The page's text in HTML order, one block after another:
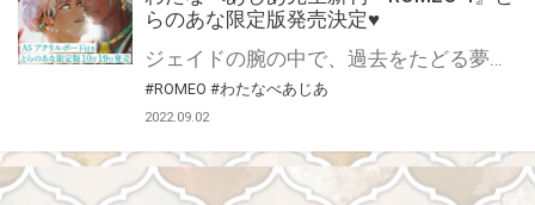
らのあな限定版発売決定♥
#ROMEO #わたなべあじあ
2022.09.02